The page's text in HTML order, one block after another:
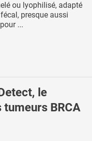
ou lyophilisé, adapté
presque aussi
...
le
BRCA